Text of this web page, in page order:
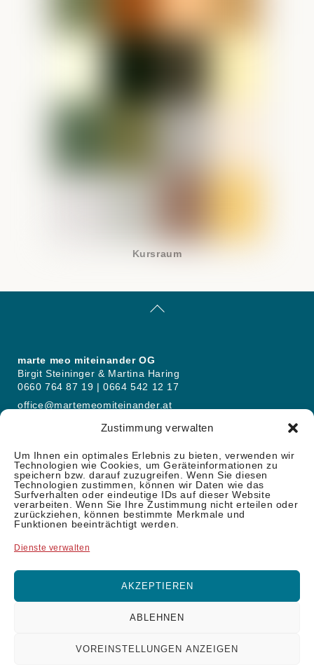
Zustimmung verwalten
Um Ihnen ein optimales Erlebnis zu bieten, verwenden wir
Technologien wie Cookies, um Geräteinformationen zu
speichern bzw. darauf zuzugreifen. Wenn Sie diesen
Technologien zustimmen, können wir Daten wie das
Surfverhalten oder eindeutige IDs auf dieser Website
verarbeiten. Wenn Sie Ihre Zustimmung nicht erteilen oder
zurückziehen, können bestimmte Merkmale und
Funktionen beeinträchtigt werden.
Dienste verwalten
AKZEPTIEREN
ABLEHNEN
VOREINSTELLUNGEN ANZEIGEN
Kursraum
To
marte meo miteinander OG
Birgit Steininger & Martina Haring
0660 764 87 19 | 0664 542 12 17
office@martemeomiteinander.at
Kursorte: Schattendorf (Bgld.) und Perg (OÖ)
Facebook